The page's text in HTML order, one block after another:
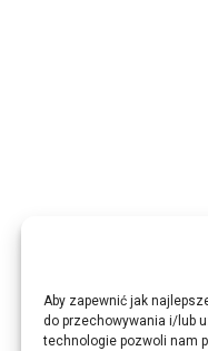
Aby zapewnić jak
do przechowywania i/lub
technologie pozwoli nam